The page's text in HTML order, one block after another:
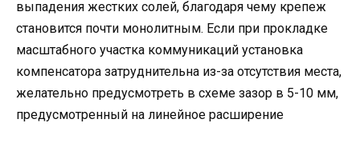
выпадения жестких солей, благодаря чему крепеж
становится почти монолитным. Если при прокладке
масштабного участка коммуникаций установка
компенсатора затруднительна из-за отсутствия места,
желательно предусмотреть в схеме зазор в 5-10 мм,
предусмотренный на линейное расширение